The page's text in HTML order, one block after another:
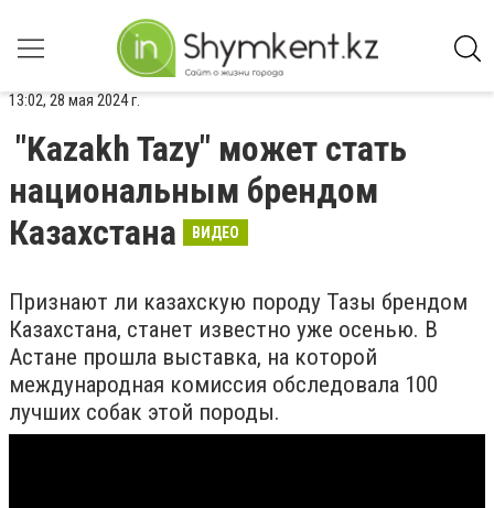
13:02, 28 мая 2024 г.
"Kazakh Tazy" может стать
национальным брендом
Казахстана
ВИДЕО
Признают ли казахскую породу Тазы брендом
Казахстана, станет известно уже осенью. В
Астане прошла выставка, на которой
международная комиссия обследовала 100
лучших собак этой породы.